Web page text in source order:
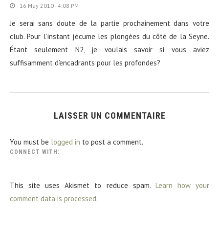
16 May 2010 - 4:08 PM
Je serai sans doute de la partie prochainement dans votre
club. Pour l’instant j’écume les plongées du côté de la Seyne.
Étant seulement N2, je voulais savoir si vous aviez
suffisamment d’encadrants pour les profondes?
LAISSER UN COMMENTAIRE
You must be logged in to post a comment.
CONNECT WITH:
This site uses Akismet to reduce spam. Learn how your
comment data is processed.